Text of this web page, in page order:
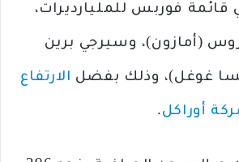
فوربس للمليارديرات،
(أمازون)، وسيرجي برين
غوغل)، وذلك بفضل الارتفاع
أوراكل.